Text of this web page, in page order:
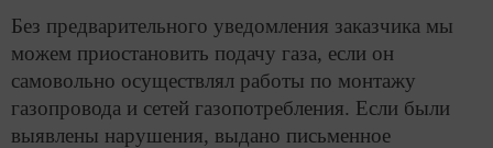
Без предварительного уведомления заказчика мы
можем приостановить подачу газа, если он
самовольно осуществлял работы по монтажу
газопровода и сетей газопотребления. Если были
выявлены нарушения, выдано письменное